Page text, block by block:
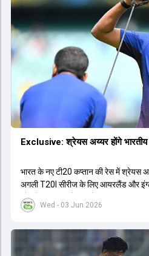
Wed - 03 Jun 2026
Exclusive: श्रेयस अय्यर होंगे
भारत के नए टी20 कप्तान की रेस में श्रेयस
अगली T20I सीरीज के लिए आयरलैंड और
को श्रेयस अय्यर के रूप में एक नया T20I